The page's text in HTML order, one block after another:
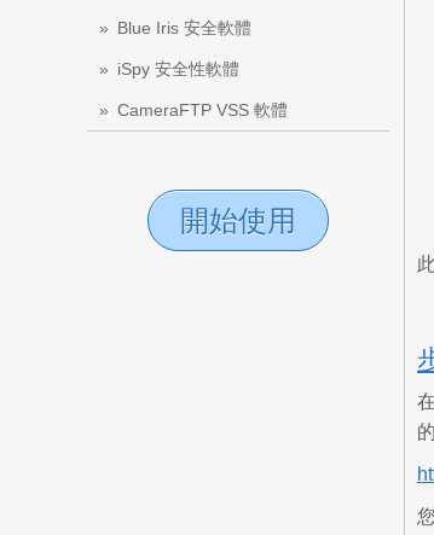
Blue Iris 安全軟體
iSpy 安全性軟體
CameraFTP VSS 軟體
開始使用